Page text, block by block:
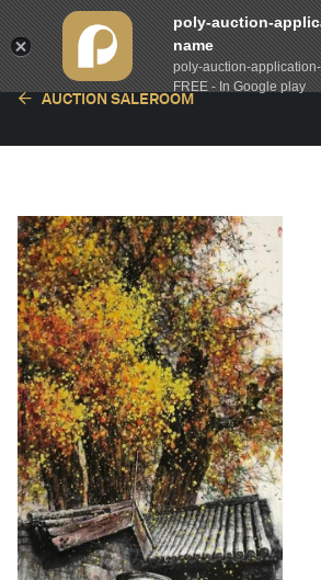
繁體中文
AUCTION SALEROOM
poly-auction-
name
poly-auction-
FREE - In Google play